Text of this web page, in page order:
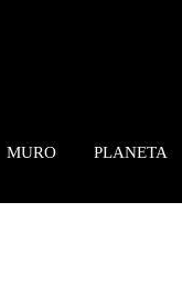
MURO PLANETA